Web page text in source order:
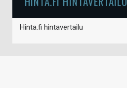
Hinta.fi hintavertailu